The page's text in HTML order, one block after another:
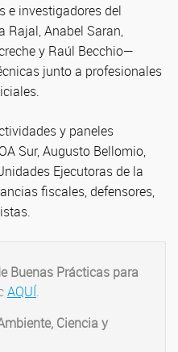
e investigadores del
Rajal, Anabel Saran,
y Raúl Becchio—
junto a profesionales
y paneles
Sur, Augusto Bellomio,
Ejecutoras de la
fiscales, defensores,
Buenas Prácticas para
AQUÍ.
Ciencia y